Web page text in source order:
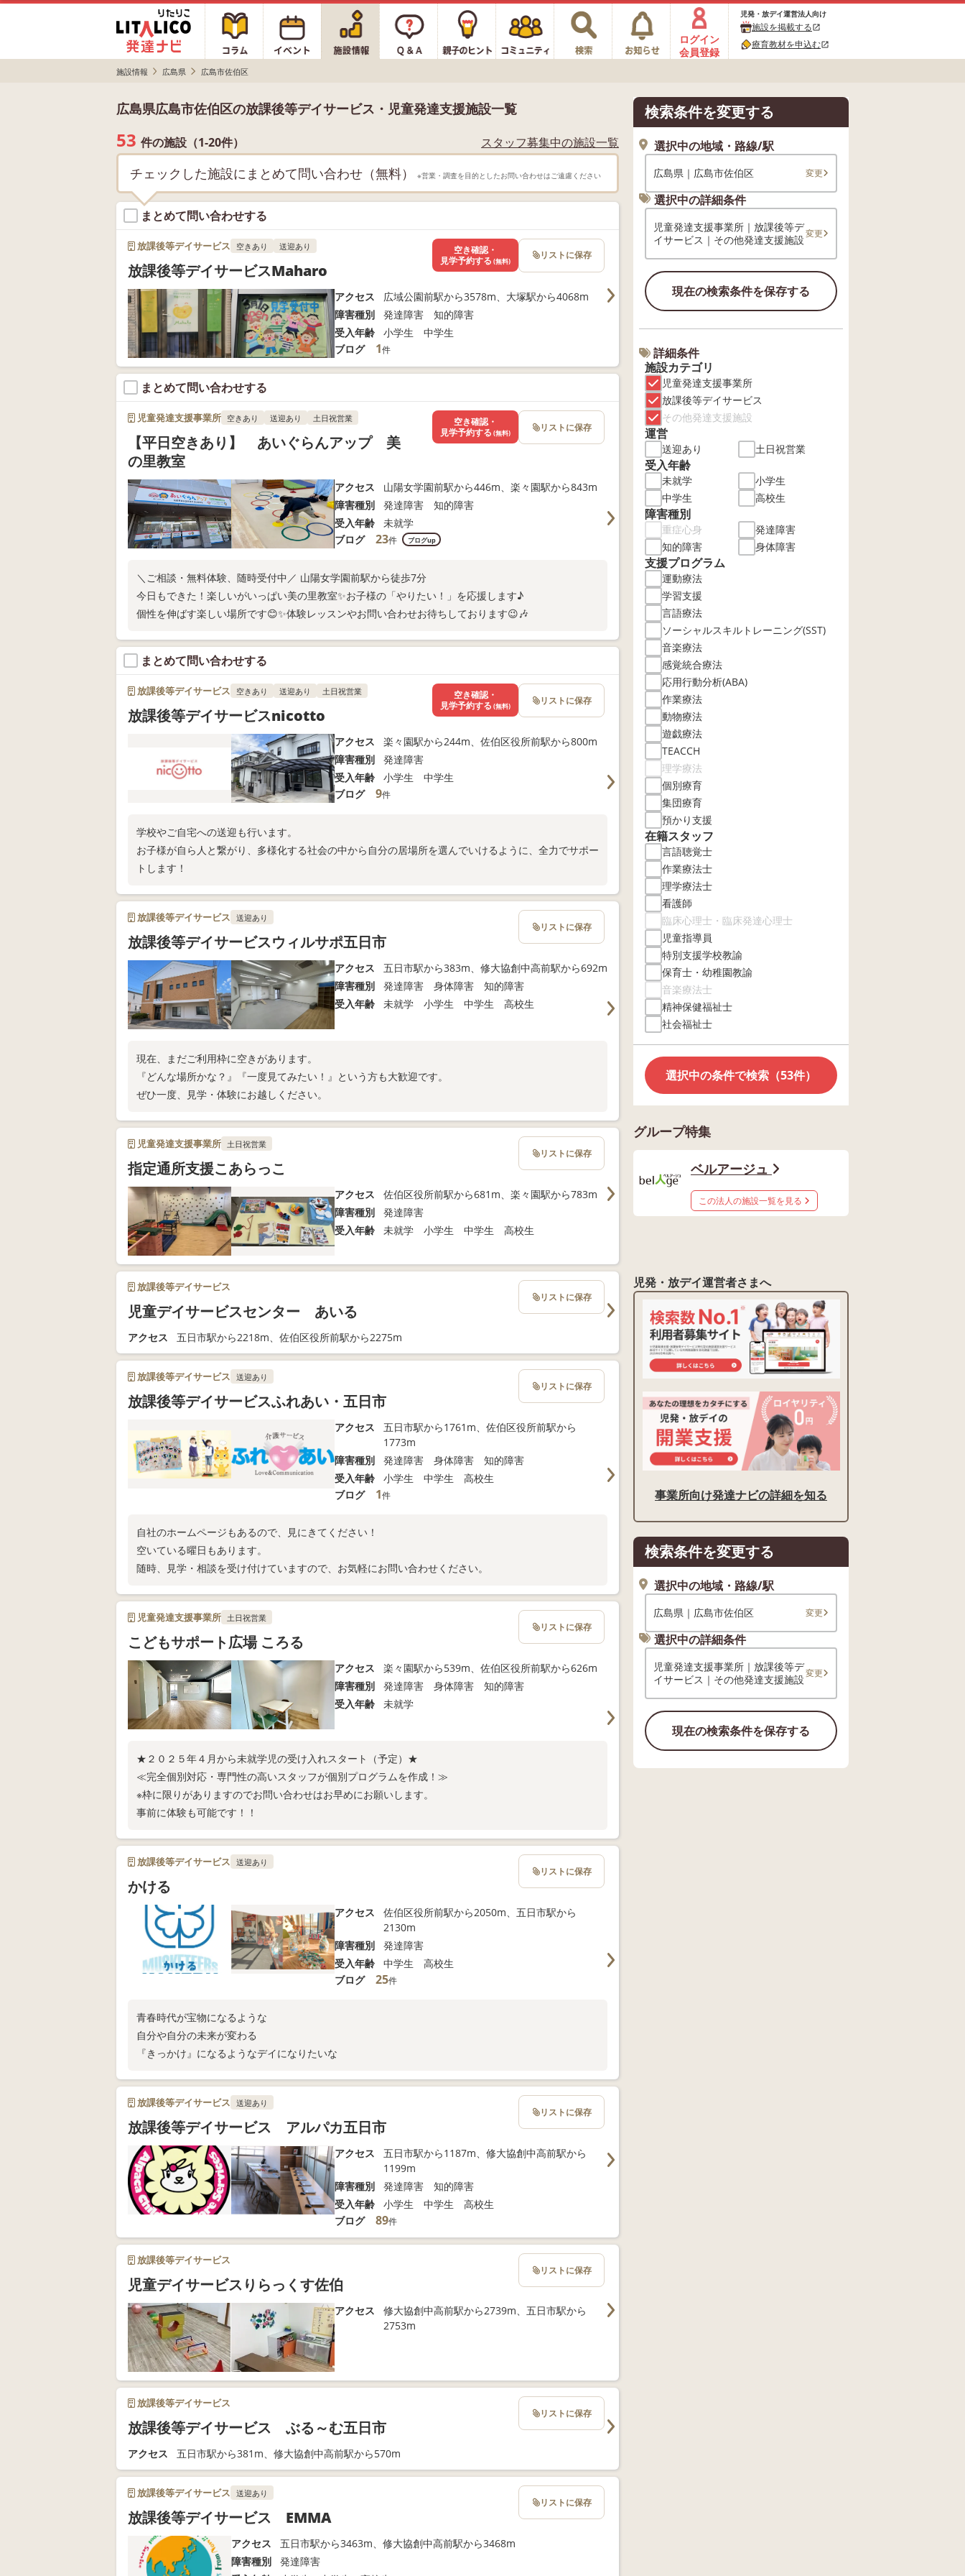
ログイン
会員登録
児発・放デイ運営法人向け
施設を掲載するopen_in_new
療育教材を申込むopen_in_new
施設情報 広島県 広島市佐伯区
広島県広島市佐伯区の放課後等デイサービス・児童発達支援施設一覧
53 件の施設（1-20件） スタッフ募集中の施設一覧
チェックした施設にまとめて問い合わせ（無料） ※営業・調査を目的としたお問い合わせはご遠慮ください
まとめて問い合わせする
放課後等デイサービス 空きあり 送迎あり
放課後等デイサービスMaharo
アクセス
広域公園前駅から3578m、大塚駅から4068m
障害種別
発達障害 知的障害
受入年齢
小学生 中学生
ブログ
1件
空き確認・
見学予約する (無料) リストに保存
まとめて問い合わせする
児童発達支援事業所 空きあり 送迎あり 土日祝営業
【平日空きあり】 あいぐらんアップ 美
の里教室
アクセス
山陽女学園前駅から446m、楽々園駅から843m
障害種別
発達障害 知的障害
受入年齢
未就学
ブログ
23件 ブログup
＼ご相談・無料体験、随時受付中／ 山陽女学園前駅から徒歩7分
今日もできた！楽しいがいっぱい美の里教室✨お子様の「やりたい！」を応援します♪
個性を伸ばす楽しい場所です😊✨体験レッスンやお問い合わせお待ちしております😉🎶
空き確認・
見学予約する (無料) リストに保存
まとめて問い合わせする
放課後等デイサービス 空きあり 送迎あり 土日祝営業
放課後等デイサービスnicotto
アクセス
楽々園駅から244m、佐伯区役所前駅から800m
障害種別
発達障害
受入年齢
小学生 中学生
ブログ
9件
学校やご自宅への送迎も行います。
お子様が自ら人と繋がり、多様化する社会の中から自分の居場所を選んでいけるように、全力でサポー
トします！
空き確認・
見学予約する (無料) リストに保存
放課後等デイサービス 送迎あり
放課後等デイサービスウィルサポ五日市
アクセス
五日市駅から383m、修大協創中高前駅から692m
障害種別
発達障害 身体障害 知的障害
受入年齢
未就学 小学生 中学生 高校生
現在、まだご利用枠に空きがあります。
『どんな場所かな？』『一度見てみたい！』という方も大歓迎です。
ぜひ一度、見学・体験にお越しください。
リストに保存
児童発達支援事業所 土日祝営業
指定通所支援こあらっこ
アクセス
佐伯区役所前駅から681m、楽々園駅から783m
障害種別
発達障害
受入年齢
未就学 小学生 中学生 高校生
リストに保存
放課後等デイサービス
児童デイサービスセンター あいる
アクセス 五日市駅から2218m、佐伯区役所前駅から2275m
リストに保存
放課後等デイサービス 送迎あり
放課後等デイサービスふれあい・五日市
アクセス
五日市駅から1761m、佐伯区役所前駅から
1773m
障害種別
発達障害 身体障害 知的障害
受入年齢
小学生 中学生 高校生
ブログ
1件
自社のホームページもあるので、見にきてください！
空いている曜日もあります。
随時、見学・相談を受け付けていますので、お気軽にお問い合わせください。
リストに保存
児童発達支援事業所 土日祝営業
こどもサポート広場 ころる
アクセス
楽々園駅から539m、佐伯区役所前駅から626m
障害種別
発達障害 身体障害 知的障害
受入年齢
未就学
★２０２５年４月から未就学児の受け入れスタート（予定）★
≪完全個別対応・専門性の高いスタッフが個別プログラムを作成！≫
※枠に限りがありますのでお問い合わせはお早めにお願いします。
事前に体験も可能です！！
リストに保存
放課後等デイサービス 送迎あり
かける
アクセス
佐伯区役所前駅から2050m、五日市駅から
2130m
障害種別
発達障害
受入年齢
中学生 高校生
ブログ
25件
青春時代が宝物になるような
自分や自分の未来が変わる
『きっかけ』になるようなデイになりたいな
リストに保存
放課後等デイサービス 送迎あり
放課後等デイサービス アルパカ五日市
アクセス
五日市駅から1187m、修大協創中高前駅から
1199m
障害種別
発達障害 知的障害
受入年齢
小学生 中学生 高校生
ブログ
89件
リストに保存
放課後等デイサービス
児童デイサービスりらっくす佐伯
アクセス
修大協創中高前駅から2739m、五日市駅から
2753m
リストに保存
放課後等デイサービス
放課後等デイサービス ぶる～む五日市
アクセス 五日市駅から381m、修大協創中高前駅から570m
リストに保存
放課後等デイサービス 送迎あり
放課後等デイサービス EMMA
アクセス
五日市駅から3463m、修大協創中高前駅から3468m
障害種別
発達障害
リストに保存
検索条件を変更する
選択中の地域・路線/駅
広島県｜広島市佐伯区 変更
選択中の詳細条件
児童発達支援事業所｜放課後等デ
イサービス｜その他発達支援施設変更
現在の検索条件を保存する
詳細条件
施設カテゴリ
児童発達支援事業所
放課後等デイサービス
その他発達支援施設
運営
送迎あり 土日祝営業
受入年齢
未就学
小学生
中学生
高校生
障害種別
重症心身
発達障害
知的障害
身体障害
支援プログラム
運動療法
学習支援
言語療法
ソーシャルスキルトレーニング(SST)
音楽療法
感覚統合療法
応用行動分析(ABA)
作業療法
動物療法
遊戯療法
TEACCH
理学療法
個別療育
集団療育
預かり支援
在籍スタッフ
言語聴覚士
作業療法士
理学療法士
看護師
臨床心理士・臨床発達心理士
児童指導員
特別支援学校教諭
保育士・幼稚園教諭
音楽療法士
精神保健福祉士
社会福祉士
選択中の条件で検索（53件）
グループ特集
ベルアージュ
この法人の施設一覧を見る
児発・放デイ運営者さまへ
事業所向け発達ナビの詳細を知る
検索条件を変更する
選択中の地域・路線/駅
広島県｜広島市佐伯区 変更
選択中の詳細条件
児童発達支援事業所｜放課後等デ
イサービス｜その他発達支援施設変更
現在の検索条件を保存する